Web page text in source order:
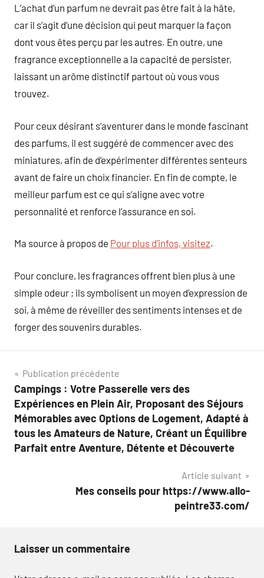
L’achat d’un parfum ne devrait pas être fait à la hâte,
car il s’agit d’une décision qui peut marquer la façon
dont vous êtes perçu par les autres. En outre, une
fragrance exceptionnelle a la capacité de persister,
laissant un arôme distinctif partout où vous vous
trouvez.
Pour ceux désirant s’aventurer dans le monde fascinant
des parfums, il est suggéré de commencer avec des
miniatures, afin de d’expérimenter différentes senteurs
avant de faire un choix financier. En fin de compte, le
meilleur parfum est ce qui s’aligne avec votre
personnalité et renforce l’assurance en soi.
Ma source à propos de Pour plus d’infos, visitez.
Pour conclure, les fragrances offrent bien plus à une
simple odeur ; ils symbolisent un moyen d’expression de
soi, à même de réveiller des sentiments intenses et de
forger des souvenirs durables.
Navigation
de
l’article
Publication précédente
Campings : Votre Passerelle vers des
Expériences en Plein Air, Proposant des Séjours
Mémorables avec Options de Logement, Adapté à
tous les Amateurs de Nature, Créant un Équilibre
Parfait entre Aventure, Détente et Découverte
Article suivant
Mes conseils pour https://www.allo-
peintre33.com/
Laisser un commentaire